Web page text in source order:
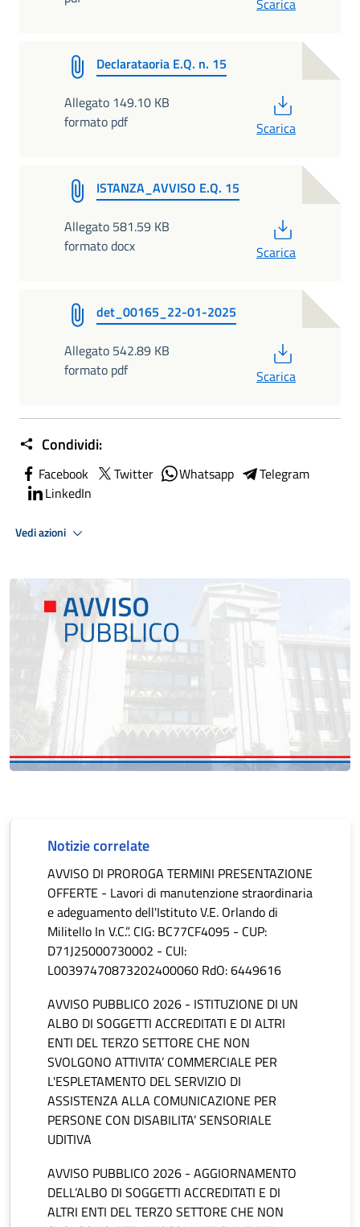
Scarica
Declarataoria E.Q. n. 15
Allegato 149.10 KB
formato pdf
Scarica
ISTANZA_AVVISO E.Q. 15
Allegato 581.59 KB
formato docx
Scarica
det_00165_22-01-2025
Allegato 542.89 KB
formato pdf
Scarica
Condividi:
Facebook Twitter Whatsapp
Telegram
LinkedIn
Vedi azioni
Notizie correlate
AVVISO DI PROROGA TERMINI PRESENTAZIONE
OFFERTE - Lavori di manutenzione straordinaria
e adeguamento dell'Istituto V.E. Orlando di
Militello In V.C.”. CIG: BC77CF4095 - CUP:
D71J25000730002 - CUI:
L00397470873202400060 RdO: 6449616
AVVISO PUBBLICO 2026 - ISTITUZIONE DI UN
ALBO DI SOGGETTI ACCREDITATI E DI ALTRI
ENTI DEL TERZO SETTORE CHE NON
SVOLGONO ATTIVITA’ COMMERCIALE PER
L'ESPLETAMENTO DEL SERVIZIO DI
ASSISTENZA ALLA COMUNICAZIONE PER
PERSONE CON DISABILITA’ SENSORIALE
UDITIVA
AVVISO PUBBLICO 2026 - AGGIORNAMENTO
DELL’ALBO DI SOGGETTI ACCREDITATI E DI
ALTRI ENTI DEL TERZO SETTORE CHE NON